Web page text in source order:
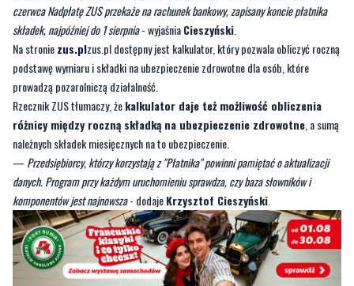
podstawę wymiaru i składki na ubezpieczenie zdrowotne dla osób, które
prowadzą pozarolniczą działalność.
Rzecznik ZUS tłumaczy, żekalkulator daje też możliwość obliczenia
różnicy między roczną składką na ubezpieczenie zdrowotne, a sumą
należnych składek miesięcznych na to ubezpieczenie.
—Przedsiębiorcy, którzy korzystają z "Płatnika" powinni pamiętać o aktualizacji
danych. Program przy każdym uruchomieniu sprawdza, czy baza słowników i
komponentów jest najnowsza- dodajeKrzysztof Cieszyński
Byliście świadkami zdarzenia w naszym regionie? Chcecie
aby nasza redakcja zajęła się jakimś tematem? Czekamy na